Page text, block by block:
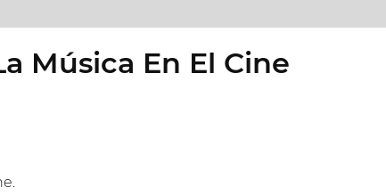
Música En El Cine